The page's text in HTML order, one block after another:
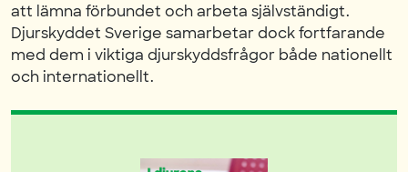
att lämna förbundet och arbeta självständigt.
Djurskyddet Sverige samarbetar dock fortfarande
med dem i viktiga djurskyddsfrågor både nationellt
och internationellt.